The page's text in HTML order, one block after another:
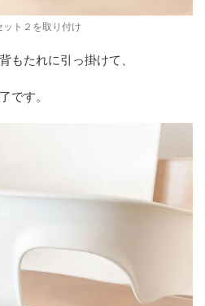
ット２を取り付け
もたれに引っ掛けて、
です。